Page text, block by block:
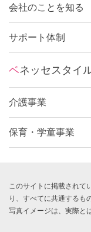
会社のことを知る
サポート体制
ベネッセスタ
介護事業
保育・学童事業
このサイトに掲載されて
り、すべてに共通するも
写真イメージは、実際と